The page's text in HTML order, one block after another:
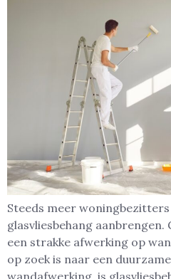
Steeds meer
glasvliesbehang aanbrengen.
een strakke afwerking op
op zoek is naar een
wandafwerking, is